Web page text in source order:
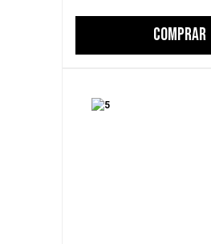
COMPRAR